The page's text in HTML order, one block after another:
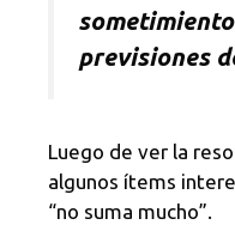
previsiones
Luego de ver la
algunos ítems
“no suma mucho”.